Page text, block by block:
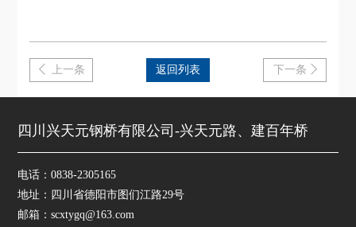
 上一条 返回列表 下一条 
四川兴天元钢桥有限公司-兴天元路、建百年桥
电话：0838-2305165
地址：四川省德阳市图们江路29号
邮箱：scxtygq@163.com